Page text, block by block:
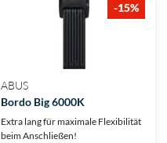
-15%
ABUS
Bordo Big 6000K
Extra lang für maximale Flexibilität
beim Anschließen!